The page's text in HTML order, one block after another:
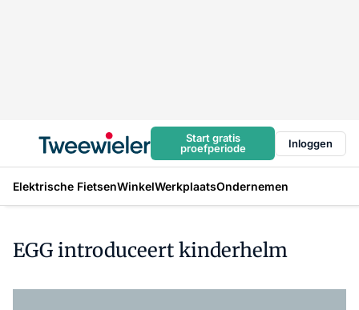
Start gratis
proefperiode
Inloggen
Elektrische FietsenWinkelWerkplaatsOndernemen
EGG introduceert kinderhelm